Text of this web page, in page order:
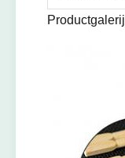
Productgalerij